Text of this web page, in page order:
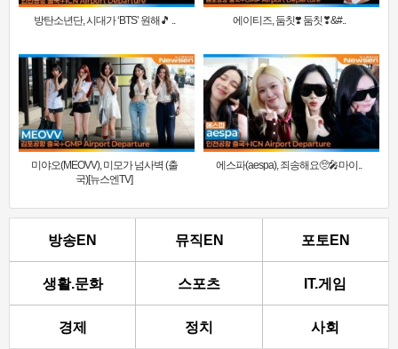
방탄소년단, 시대가 ‘BTS’ 원해🎵 .. 에이티즈, 둠칫❣️ 둠칫❣&#..
미야오(MEOVV), 미모가 넘사벽 (출
국)[뉴스엔TV]
에스파(aespa), 죄송해요🥺🎤마이..
방송EN 뮤직EN 포토EN
생활.문화 스포츠 IT.게임
경제 정치 사회